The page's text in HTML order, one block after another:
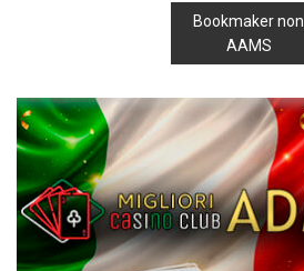
Bookmaker non
AAMS